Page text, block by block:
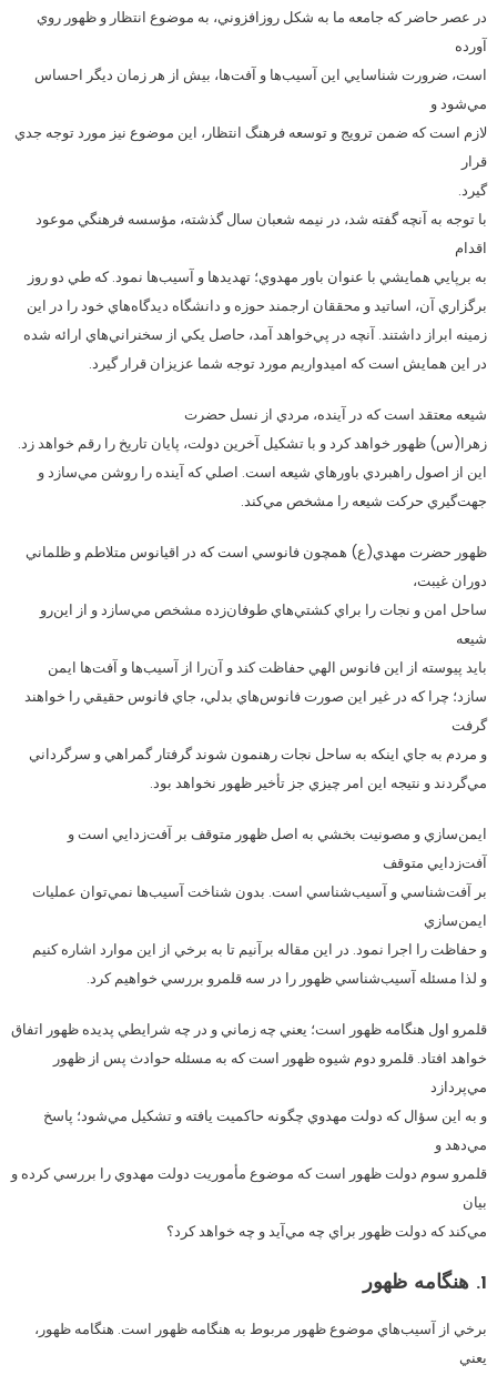
در عصر حاضر كه جامعه ما به شكل روزافزوني، به موضوع انتظار و ظهور روي
آورده
است، ضرورت شناسايي اين آسيب‌ها و آفت‌ها، بيش از هر زمان ديگر احساس
مي‌شود و
لازم است كه ضمن ترويج و توسعه فرهنگ انتظار، اين موضوع نيز مورد توجه جدي
قرار
گيرد.
با توجه به آنچه گفته شد، در نيمه شعبان سال گذشته، مؤسسه فرهنگي موعود
اقدام
به برپايي همايشي با عنوان باور مهدوي؛ تهديدها و آسيب‌ها نمود. كه طي دو روز
برگزاري آن، اساتيد و محققان ارجمند حوزه و دانشگاه ديدگاه‌هاي خود را در اين
زمينه ابراز داشتند. آنچه در پي‌خواهد آمد، حاصل يكي از سخنراني‌هاي ارائه شده
در اين همايش است كه اميدواريم مورد توجه شما عزيزان قرار گيرد.
شيعه معتقد است كه در آينده، مردي از نسل حضرت
زهرا(س) ظهور خواهد كرد و با تشكيل آخرين دولت، پايان تاريخ را رقم خواهد زد.
اين از اصول راهبردي باورهاي شيعه است. اصلي كه آينده را روشن مي‌سازد و
جهت‌‌گيري حركت شيعه را مشخص مي‌كند.
ظهور حضرت مهدي(ع) همچون فانوسي است كه در اقيانوس متلاطم و ظلماني
دوران غيبت،
ساحل امن و نجات را براي كشتي‌هاي طوفان‌زده مشخص مي‌سازد و از اين‌رو
شيعه
بايد پيوسته از اين فانوس الهي حفاظت كند و آن‌را از آسيب‌ها و آفت‌ها ايمن
سازد؛ چرا كه در غير اين صورت فانوس‌هاي بدلي، جاي فانوس حقيقي را خواهند
گرفت
و مردم به جاي اينكه به ساحل نجات رهنمون شوند گرفتار گمراهي و سرگرداني
مي‌گردند و نتيجه اين امر چيزي جز تأخير ظهور نخواهد بود.
ايمن‌سازي و مصونيت بخشي به اصل ظهور متوقف بر آفت‌زدايي است و
آفت‌زدايي متوقف
بر آفت‌شناسي و آسيب‌شناسي است. بدون شناخت آسيب‌ها نمي‌توان عمليات
ايمن‌سازي
و حفاظت را اجرا نمود. در اين مقاله برآنيم تا به برخي از اين موارد اشاره كنيم
و لذا مسئله آسيب‌شناسي ظهور را در سه قلمرو بررسي خواهيم كرد.
قلمرو اول هنگامه ظهور است؛ يعني چه زماني و در چه شرايطي پديده ظهور اتفاق
خواهد افتاد. قلمرو دوم شيوه ظهور است كه به مسئله حوادث پس از ظهور
مي‌پردازد
و به اين سؤال كه دولت مهدوي چگونه حاكميت يافته و تشكيل مي‌شود؛ پاسخ
مي‌دهد و
قلمرو سوم دولت ظهور است كه موضوع مأموريت دولت مهدوي را بررسي كرده و
بيان
مي‌كند كه دولت ظهور براي چه مي‌آيد و چه خواهد كرد؟
1. هنگامه ظهور
برخي از آسيب‌هاي موضوع ظهور مربوط به هنگامه ظهور است. هنگامه ظهور،
يعني